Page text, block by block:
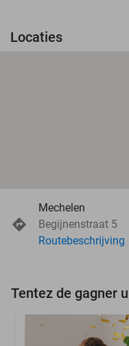
Locaties
Mechelen
Begijnenstraat 5
Routebeschrijving